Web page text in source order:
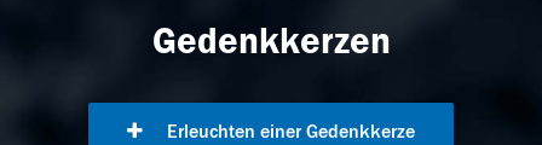
Gedenkkerzen
Erleuchten einer Gedenkkerze